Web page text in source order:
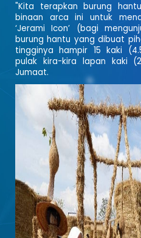
"Kita terapkan burung
binaan arca ini untuk
‘Jerami Icon’ (bagi
burung hantu yang dibuat
tingginya hampir 15 kaki
pulak kira-kira lapan kaki
Jumaat.